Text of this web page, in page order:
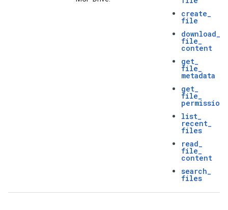
create_
file
download_
file_
content
get_
file_
metadata
get_
file_
permissions
list_
recent_
files
read_
file_
content
search_
files